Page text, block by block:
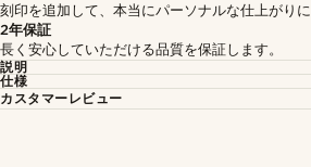
刻印を追加して、本当にパーソナルな仕上がりに
2年保証
長く安心していただける品質を保証します。
説明
仕様
カスタマーレビュー